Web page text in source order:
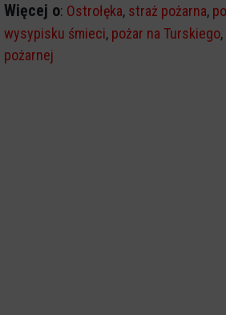
Więcej o: Ostrołęka, straż pożarna,
wysypisku śmieci, pożar na Turskiego,
pożarnej